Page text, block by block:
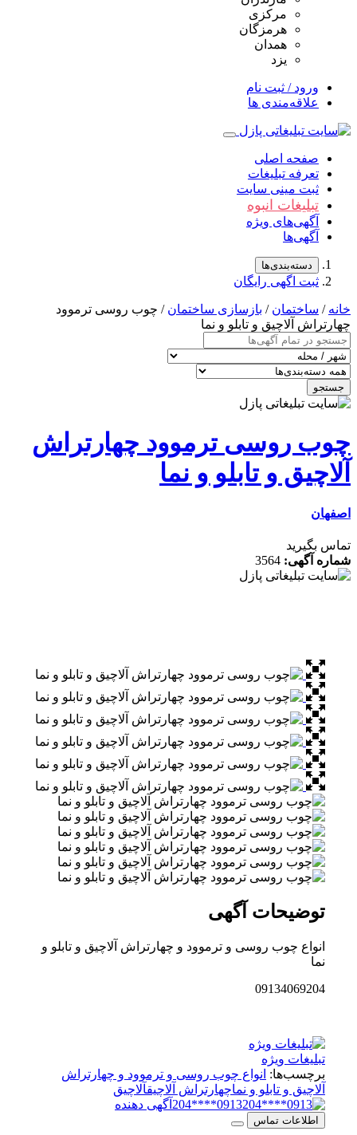
مرکزی
هرمزگان
همدان
یزد
ورود / ثبت نام
علاقه‌مندی ها
صفحه اصلی
تعرفه تبلیغات
ثبت مینی سایت
تبلیغات انبوه
آگهی‌های ویژه
آگهی‌ها
دسته‌بندی‌ها
ثبت اگهی رایگان
/ساختمان/بازسازی ساختمان/ چوب روسی ترموود
آلاچیق و تابلو و نما
روسی ترموود چهارتراش
و تابلو و نما
بگیرید
آگهی:3564
توضیحات آگهی
انواع چوب روسی و ترموود و چهارتراش آلاچیق و تابلو و
09134069204
تبلیغات ویژه
برچسب‌ها:انواع چوب روسی و ترموود و چهارتراش
آلاچیق و تابلو و نما چهارتراش آلاچیق آلاچیق
0913****204
آگهی دهنده
اطلاعات تماس